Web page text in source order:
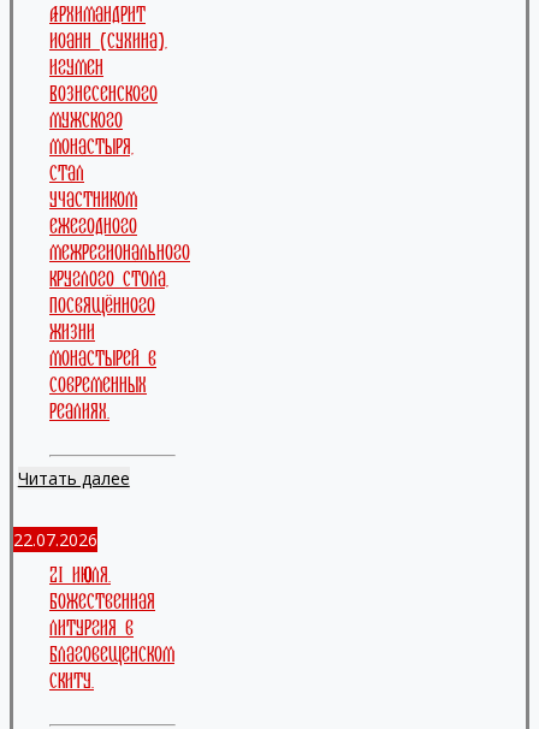
Архимандрит
Иоанн (Сухина),
игумен
Вознесенского
мужского
монастыря,
стал
участником
ежегодного
межрегионального
круглого стола,
посвящённого
жизни
монастырей в
современных
реалиях.
Читать далее
22.07.2026
21 июля.
Божественная
литургия в
Благовещенском
скиту.